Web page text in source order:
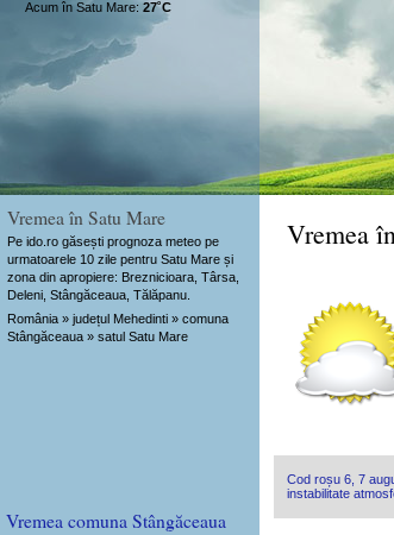
Vremea în Satu Mare
Pe ido.ro găsești prognoza meteo pe
urmatoarele 10 zile pentru Satu Mare și
zona din apropiere: Breznicioara, Târsa,
Deleni, Stângăceaua, Tălăpanu.
România » județul Mehedinti » comuna
Stângăceaua » satul Satu Mare
Vremea
Acum în Satu Mare: 27˚C
Cod roșu 6, 7
instabilitate
Vremea comuna Stângăceaua